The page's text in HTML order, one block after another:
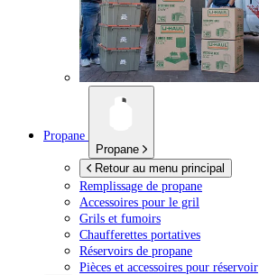
Propane
Propane
Retour au menu principal
Remplissage de propane
Accessoires pour le gril
Grils et fumoirs
Chaufferettes portatives
Réservoirs de propane
Pièces et accessoires pour réservoir